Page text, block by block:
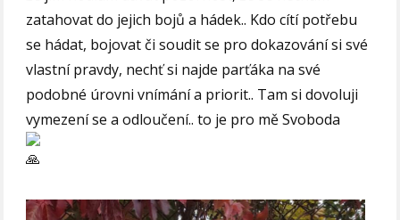
zatahovat do jejich bojů a hádek.. Kdo cítí potřebu
se hádat, bojovat či soudit se pro dokazování si své
vlastní pravdy, nechť si najde parťáka na své
podobné úrovni vnímání a priorit.. Tam si dovoluji
vymezení se a odloučení.. to je pro mě Svoboda